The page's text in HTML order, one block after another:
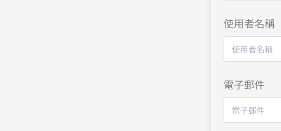
使用者名稱
電子郵件